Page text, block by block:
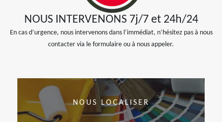
NOUS INTERVENONS 7j/7 et 24h/24
En cas d’urgence, nous intervenons dans l’immédiat, n’hésitez pas à nous
contacter via le formulaire ou à nous appeler.
NOUS LOCALISER